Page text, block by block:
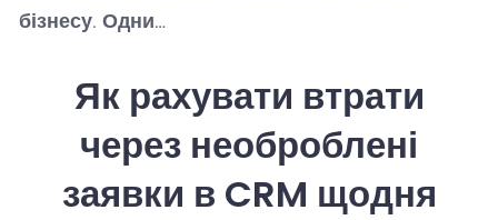
бізнесу. Одни…
Як рахувати втрати
через необроблені
заявки в CRM щодня